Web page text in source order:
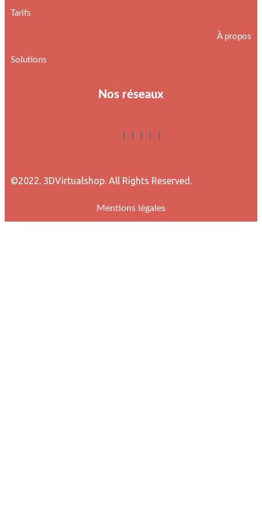
Tarifs
Solutions
À propos
Nos réseaux
©2022. 3DVirtualshop. All Rights Reserved.
Mentions légales